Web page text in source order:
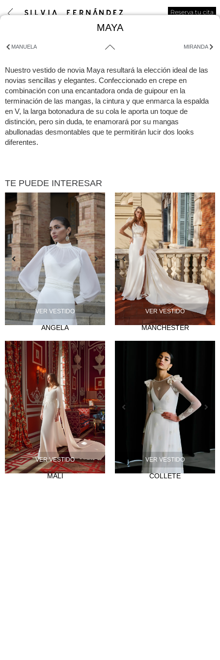
Reserva tu cita
MANUELA MIRANDA
MAYA
Nuestro vestido de novia Maya resultará la elección ideal de las
novias sencillas y elegantes. Confeccionado en crepe en
combinación con una encantadora onda de guipour en la
terminación de las mangas, la cintura y que enmarca la espalda
en V, la larga botonadura de su cola le aporta un toque de
distinción, pero sin duda, te enamorará por su mangas
abullonadas desmontables que te permitirán lucir dos looks
diferentes.
TE PUEDE INTERESAR
VER VESTIDO
ANGELA
VER VESTIDO
MANCHESTER
VER VESTIDO
MALI
VER VESTIDO
COLLETE
NOVIA
Lazos
Musas
Mademoiselle
FIESTA
Silvia Fernández
Camelia
Mónica Cruz X Silvia Fernández
NOSOTROS
Eventos
Noticias
Nuestra historia
Atelier